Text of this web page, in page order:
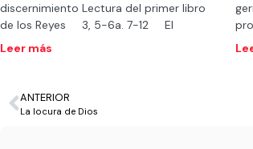
discernimiento Lectura del primer libro
de los Reyes 3, 5-6a. 7-12 El
Leer más
ANTERIOR
La locura de Dios